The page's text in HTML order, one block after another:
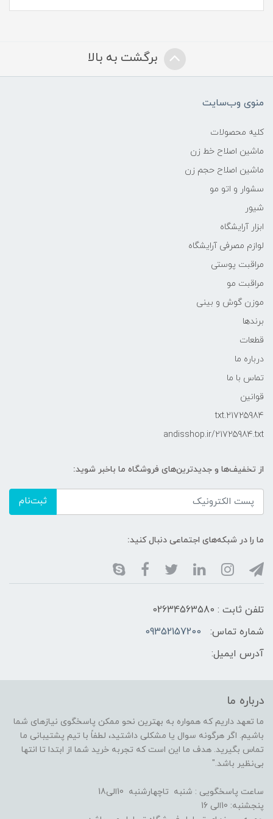
برگشت به بالا
منوی وب‌سایت
کلیه محصولات
ماشین اصلاح خط زن
ماشین اصلاح حجم زن
سشوار و اتو مو
شیور
ابزار آرایشگاه
لوازم مصرفی آرایشگاه
مراقبت پوستی
مراقبت مو
موزن گوش و بینی
برندها
قطعات
درباره ما
تماس با ما
قوانین
21725984.txt
andisshop.ir/21725984.txt
از تخفیف‌ها و جدیدترین‌های فروشگاه ما باخبر شوید:
ثبت‌نام
ما را در شبکه‌های اجتماعی دنبال کنید:
تلفن ثابت : 02634563580
شماره تماس:
09352157200
آدرس ایمیل:
درباره ما
ما تعهد داریم که همواره به بهترین نحو ممکن پاسخگوی نیازهای شما
باشیم. اگر هرگونه سوال یا مشکلی داشتید، لطفاً با تیم پشتیبانی ما
تماس بگیرید. هدف ما این است که تجربه خرید شما از ابتدا تا انتها
بی‌نظیر باشد."
ساعت پاسخگویی : شنبه تاچهارشنبه 10الی18
پنجشنبه: 10الی 16